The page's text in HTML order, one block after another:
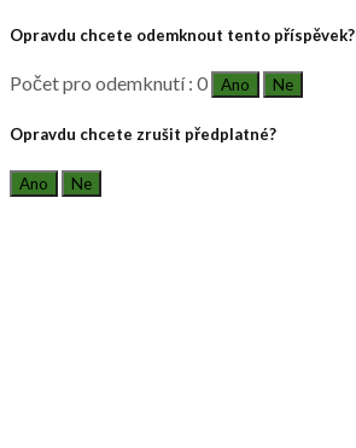
Opravdu chcete odemknout tento příspěvek?
Počet pro odemknutí : 0 Ano Ne
Opravdu chcete zrušit předplatné?
Ano Ne